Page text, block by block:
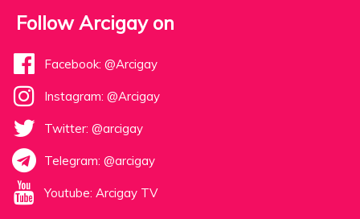
Follow Arcigay on
Facebook: @Arcigay
Instagram: @Arcigay
Twitter: @arcigay
Telegram: @arcigay
Youtube: Arcigay TV